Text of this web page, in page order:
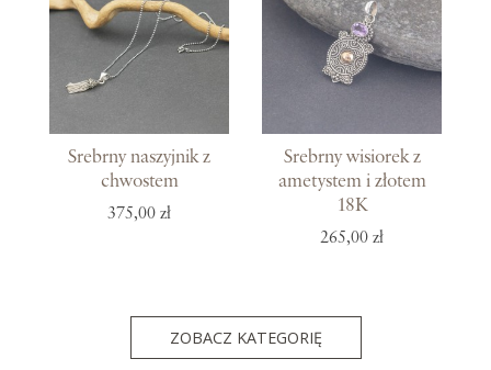
Srebrny naszyjnik z
chwostem
375,00 zł
Srebrny wisiorek z
ametystem i złotem
18K
265,00 zł
ZOBACZ KATEGORIĘ